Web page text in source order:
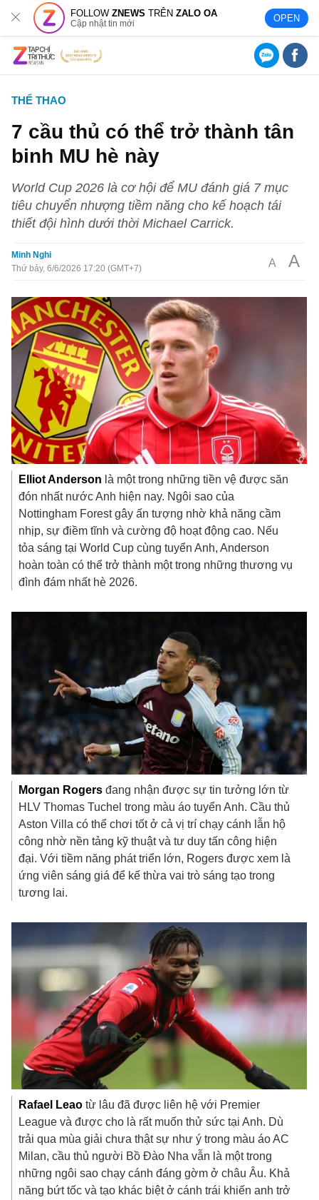
FOLLOWZNEWS TRÊNZALO OA
Cập nhật tin mới OPEN
THỂ THAO
7 cầu thủ có thể trở thành tân
binh MU hè này
World Cup 2026 là cơ hội để MU đánh giá 7 mục
tiêu chuyển nhượng tiềm năng cho kế hoạch tái
thiết đội hình dưới thời Michael Carrick.
Minh Nghi
Thứ bảy, 6/6/2026 17:20 (GMT+7)
A A
ElliotAnderson là một trong những tiền vệ được săn
đón nhất nước Anh hiện nay. Ngôi sao của
Nottingham Forest gây ấn tượng nhờ khả năng cầm
nhịp, sự điềm tĩnh và cường độ hoạt động cao. Nếu
tỏa sáng tại World Cup cùng tuyển Anh, Anderson
hoàn toàn có thể trở thành một trong những thương vụ
đình đám nhất hè 2026.
Morgan Rogersđang nhận được sự tin tưởng lớn từ
HLV Thomas Tuchel trong màu áo tuyển Anh. Cầu thủ
Aston Villa có thể chơi tốt ở cả vị trí chạy cánh lẫn hộ
công nhờ nền tảng kỹ thuật và tư duy tấn công hiện
đại. Với tiềm năng phát triển lớn, Rogers được xem là
ứng viên sáng giá để kế thừa vai trò sáng tạo trong
tương lai.
Rafael Leaotừ lâu đã được liên hệ với Premier
League và được cho là rất muốn thử sức tại Anh. Dù
trải qua mùa giải chưa thật sự như ý trong màu áo AC
Milan, cầu thủ người Bồ Đào Nha vẫn là một trong
những ngôi sao chạy cánh đáng gờm ở châu Âu. Khả
năng bứt tốc và tạo khác biệt ở cánh trái khiến anh trở